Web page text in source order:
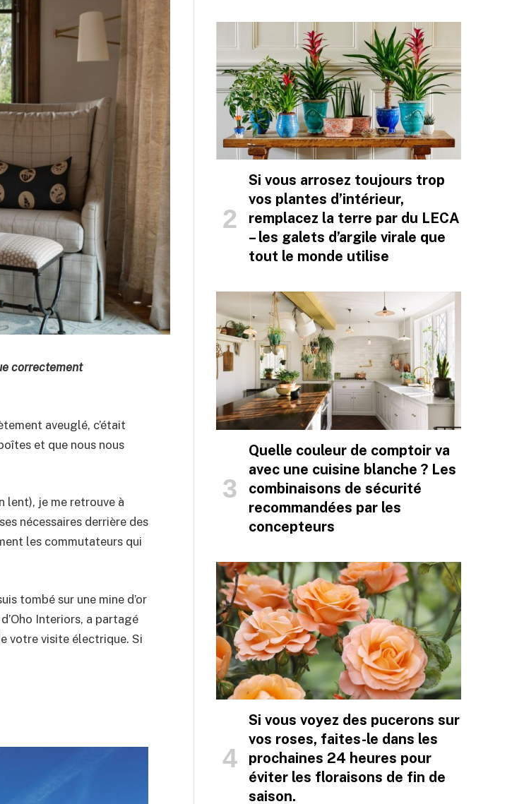
correctement
aveuglé, c’était
et que nous nous
lent), je me retrouve à
nécessaires derrière des
les commutateurs qui
tombé sur une mine d’or
Interiors, a partagé
votre visite électrique. Si
Si vous arrosez toujours trop
vos plantes d’intérieur,
remplacez la terre par du LECA
– les galets d’argile virale que
tout le monde utilise
Quelle couleur de comptoir va
avec une cuisine blanche ? Les
combinaisons de sécurité
recommandées par les
concepteurs
Si vous voyez des pucerons sur
vos roses, faites-le dans les
prochaines 24 heures pour
éviter les floraisons de fin de
saison.